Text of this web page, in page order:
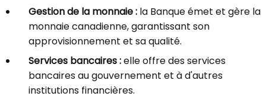
Gestion de la monnaie : la Banque émet et gère la
monnaie canadienne, garantissant son
approvisionnement et sa qualité.
Services bancaires :elle offre des services
bancaires au gouvernement et à d'autres
institutions financières.